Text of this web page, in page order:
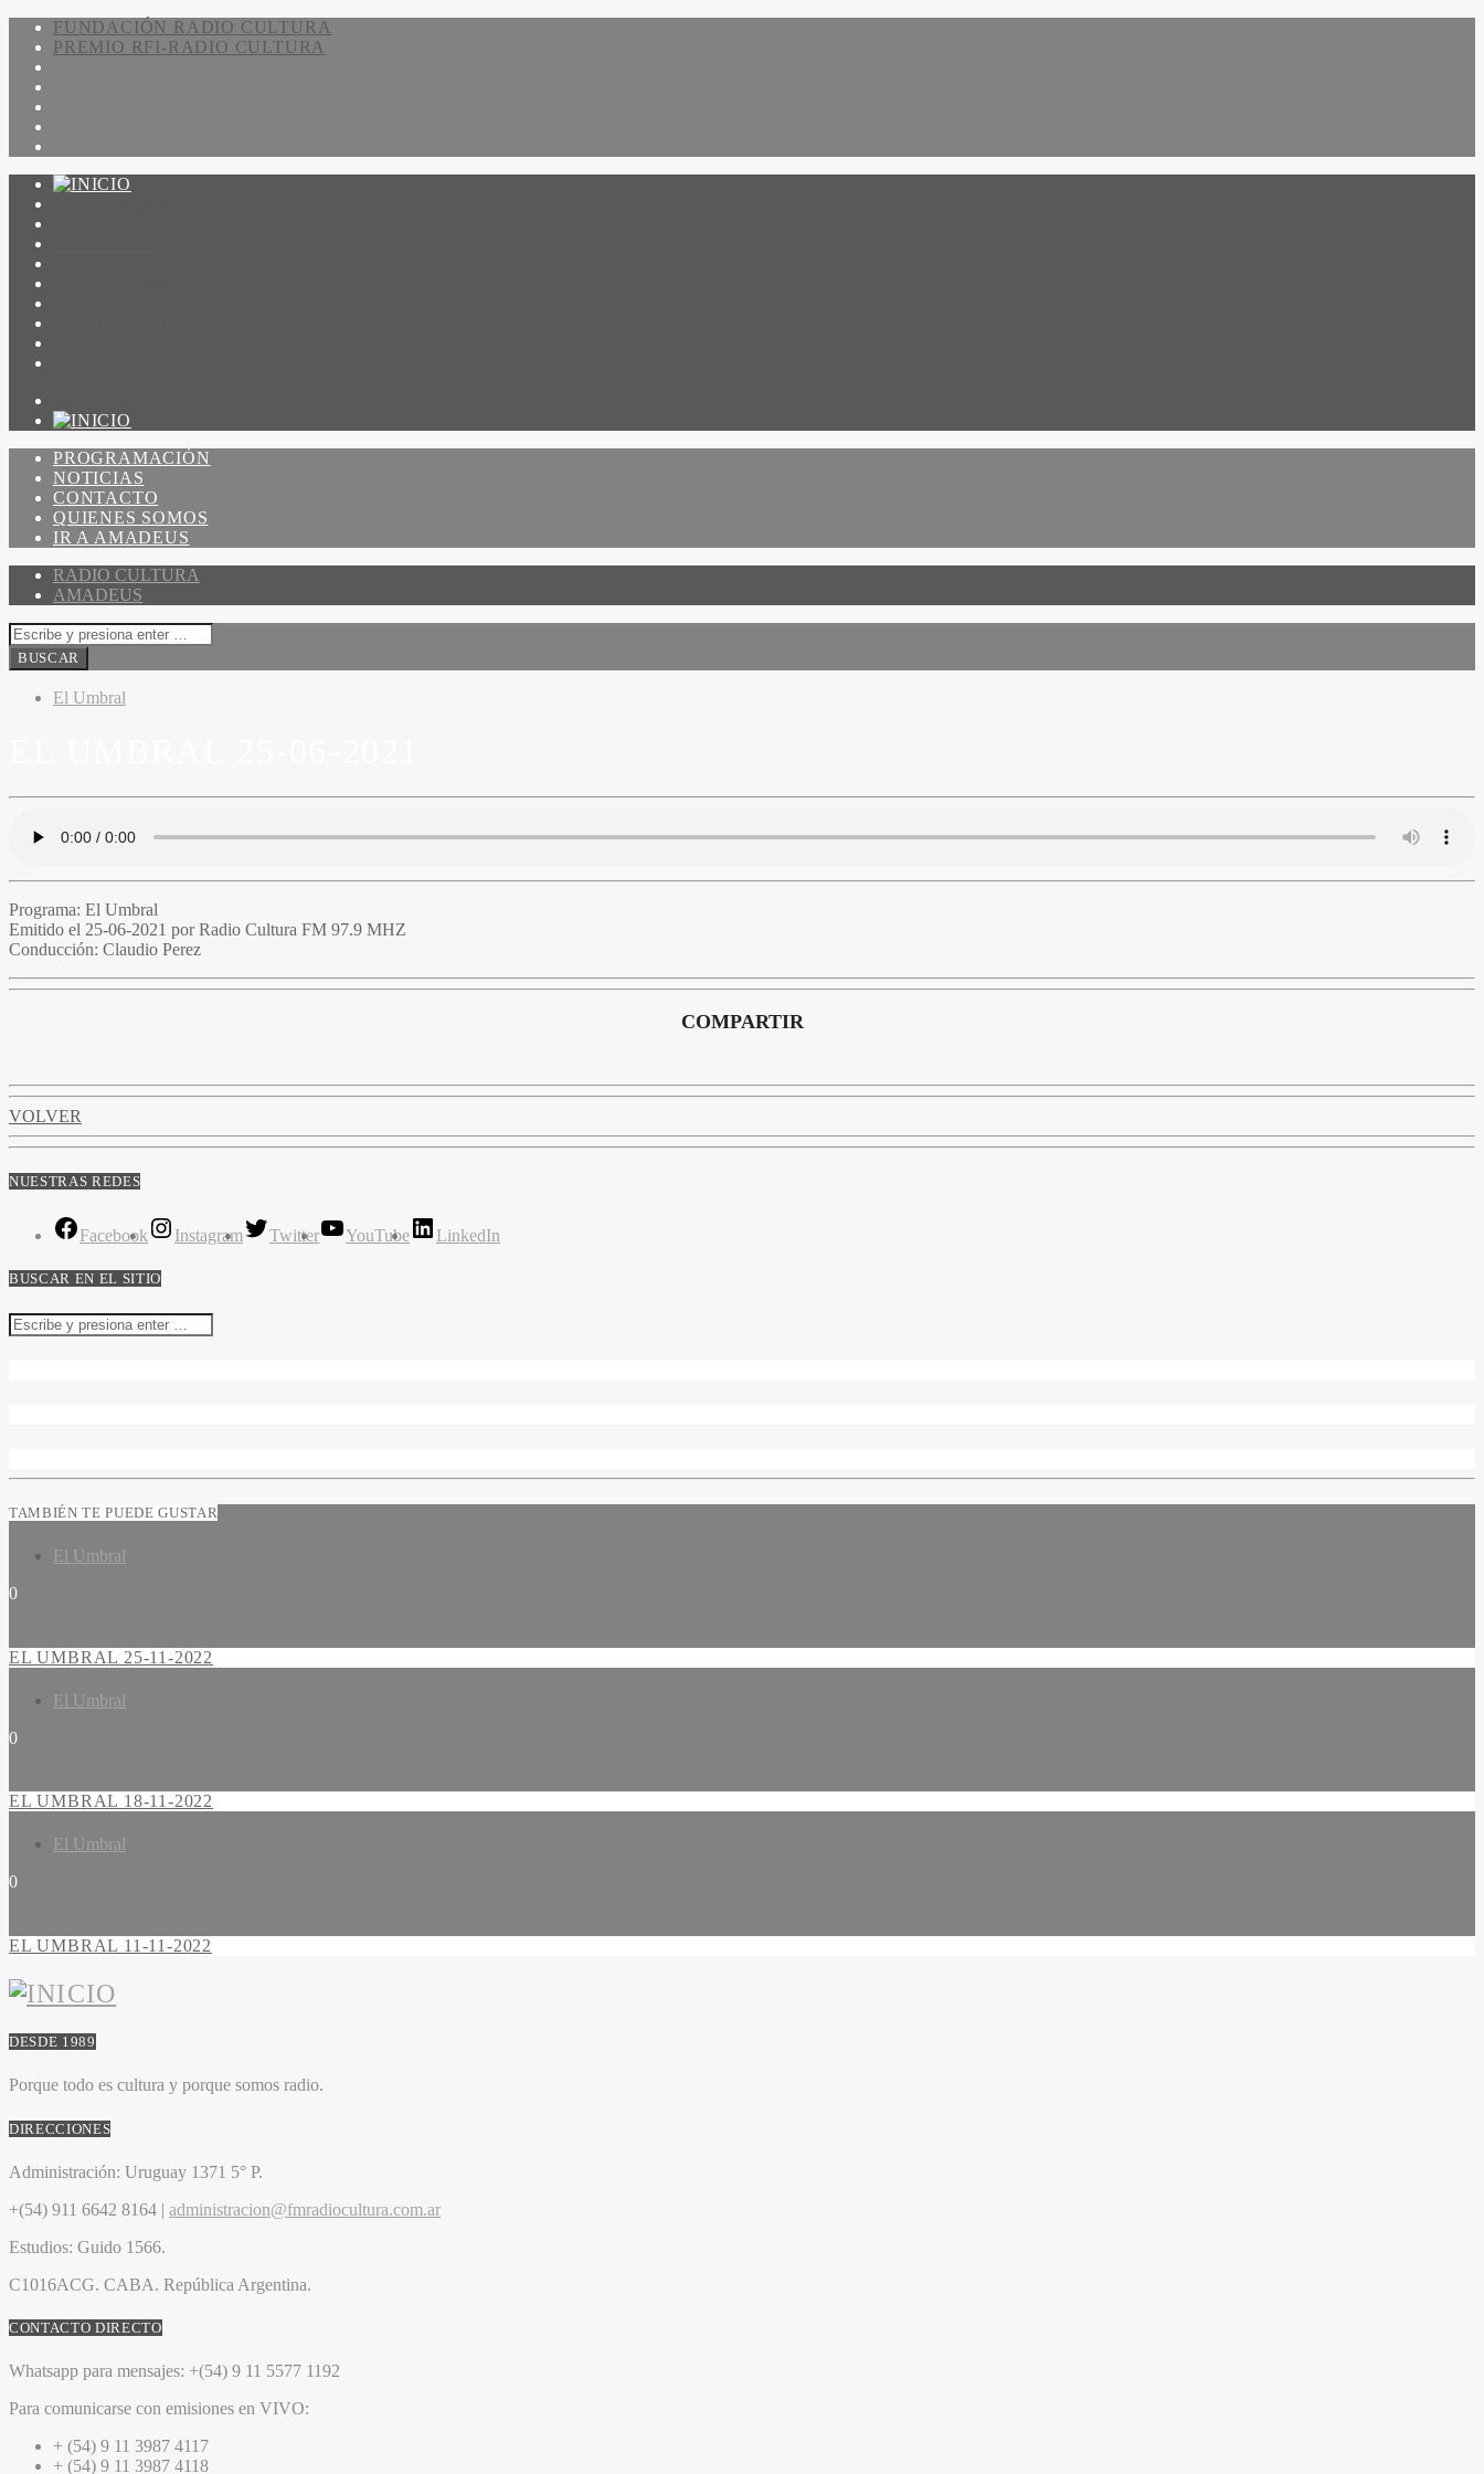
FUNDACIÓN RADIO CULTURA
PREMIO RFI-RADIO CULTURA
PROGRAMACIÓN
NOTICIAS
CONTACTO
QUIENES SOMOS
IR A AMADEUS
RADIO CULTURA
AMADEUS
El Umbral
Programa: El Umbral
Emitido el 25-06-2021 por Radio Cultura FM 97.9 MHZ
Conducción: Claudio Perez
COMPARTIR
VOLVER
NUESTRAS REDES
Facebook Instagram Twitter YouTube LinkedIn
BUSCAR EN EL SITIO
TAMBIÉN TE PUEDE GUSTAR
El Umbral
0
EL UMBRAL 25-11-2022
El Umbral
0
EL UMBRAL 18-11-2022
El Umbral
0
EL UMBRAL 11-11-2022
DESDE 1989
Porque todo es cultura y porque somos radio.
DIRECCIONES
Administración: Uruguay 1371 5° P.
+(54) 911 6642 8164 | administracion@fmradiocultura.com.ar
Estudios: Guido 1566.
C1016ACG. CABA. República Argentina.
CONTACTO DIRECTO
Whatsapp para mensajes: +(54) 9 11 5577 1192
Para comunicarse con emisiones en VIVO:
+ (54) 9 11 3987 4117
+ (54) 9 11 3987 4118